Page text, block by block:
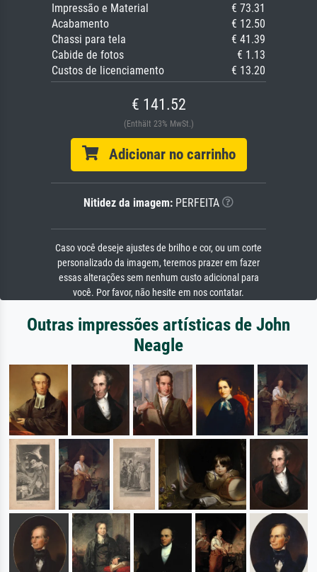
Impressão e Material
€ 73.31
Acabamento
€ 12.50
Chassi para tela
€ 41.39
Cabide de fotos
€ 1.13
Custos de licenciamento
€ 13.20
€ 141.52
(Enthält 23% MwSt.)
Adicionar no carrinho
Nitidez da imagem: PERFEITA
Caso você deseje ajustes de brilho e cor, ou um corte
personalizado da imagem, teremos prazer em fazer
essas alterações sem nenhum custo adicional para
você. Por favor, não hesite em nos contatar.
Outras impressões artísticas de John
Neagle